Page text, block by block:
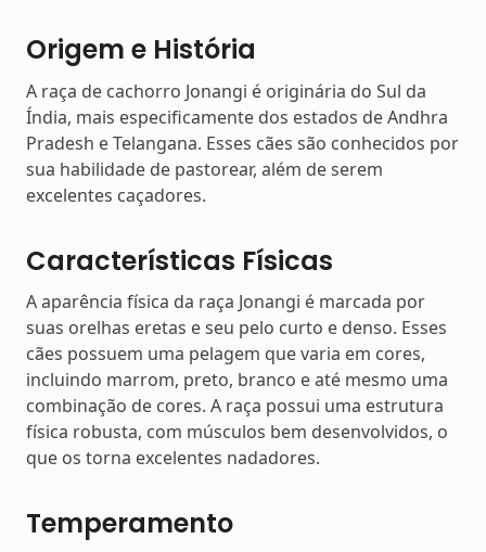
Origem e História
A raça de cachorro Jonangi é originária do Sul da
Índia, mais especificamente dos estados de Andhra
Pradesh e Telangana. Esses cães são conhecidos por
sua habilidade de pastorear, além de serem
excelentes caçadores.
Características Físicas
A aparência física da raça Jonangi é marcada por
suas orelhas eretas e seu pelo curto e denso. Esses
cães possuem uma pelagem que varia em cores,
incluindo marrom, preto, branco e até mesmo uma
combinação de cores. A raça possui uma estrutura
física robusta, com músculos bem desenvolvidos, o
que os torna excelentes nadadores.
Temperamento